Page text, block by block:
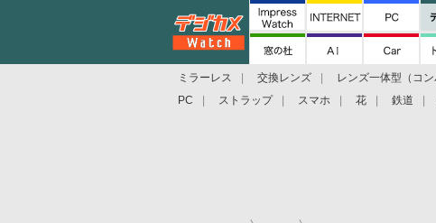
ミラーレス 交換レンズ レンズ一体型（コン
PC
ストラップ スマホ 花 鉄道